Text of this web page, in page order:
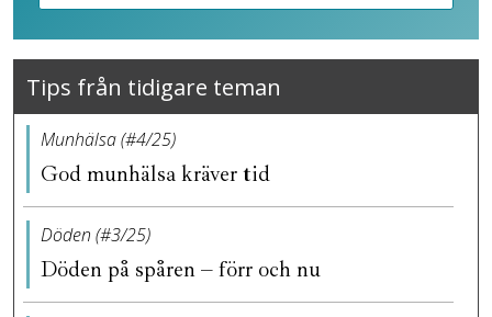
Tips från tidigare teman
Munhälsa (#4/25)
God munhälsa kräver tid
Döden (#3/25)
Döden på spåren – förr och nu